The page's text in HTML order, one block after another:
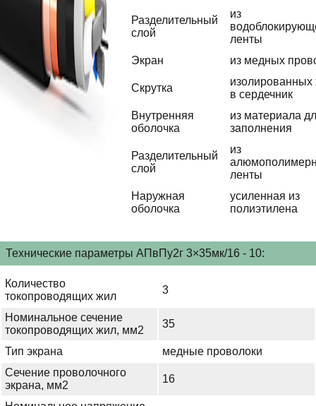
Разделительный
слой
из
ленты
Экран
из медных
Скрутка
изолированных
в сердечник
Внутренняя
оболочка
из материала
заполнения
Разделительный
слой
из
ленты
Наружная
оболочка
усиленная из
полиэтилена
Технические параметры АПвПу2г 3×35мк/16 - 10:
Количество
токопроводящих жил
3
Номинальное сечение
токопроводящих жил, мм2
35
Тип экрана
медные проволоки
Сечение проволочного
экрана, мм2
16